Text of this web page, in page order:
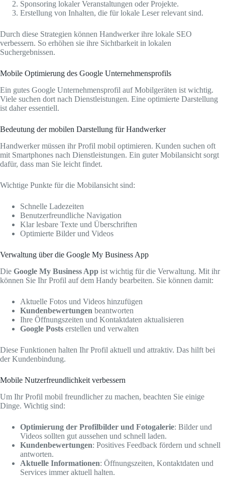
Sponsoring lokaler Veranstaltungen oder Projekte.
Erstellung von Inhalten, die für lokale Leser relevant sind.
Durch diese Strategien können Handwerker ihre lokale SEO
verbessern. So erhöhen sie ihre Sichtbarkeit in lokalen
Suchergebnissen.
Mobile Optimierung des Google Unternehmensprofils
Ein gutes Google Unternehmensprofil auf Mobilgeräten ist wichtig.
Viele suchen dort nach Dienstleistungen. Eine optimierte Darstellung
ist daher essentiell.
Bedeutung der mobilen Darstellung für Handwerker
Handwerker müssen ihr Profil mobil optimieren. Kunden suchen oft
mit Smartphones nach Dienstleistungen. Ein guter Mobilansicht sorgt
dafür, dass man Sie leicht findet.
Wichtige Punkte für die Mobilansicht sind:
Schnelle Ladezeiten
Benutzerfreundliche Navigation
Klar lesbare Texte und Überschriften
Optimierte Bilder und Videos
Verwaltung über die Google My Business App
Die Google My Business App ist wichtig für die Verwaltung. Mit ihr
können Sie Ihr Profil auf dem Handy bearbeiten. Sie können damit:
Aktuelle Fotos und Videos hinzufügen
Kundenbewertungen beantworten
Ihre Öffnungszeiten und Kontaktdaten aktualisieren
Google Posts erstellen und verwalten
Diese Funktionen halten Ihr Profil aktuell und attraktiv. Das hilft bei
der Kundenbindung.
Mobile Nutzerfreundlichkeit verbessern
Um Ihr Profil mobil freundlicher zu machen, beachten Sie einige
Dinge. Wichtig sind:
Optimierung der Profilbilder und Fotogalerie: Bilder und
Videos sollten gut aussehen und schnell laden.
Kundenbewertungen: Positives Feedback fördern und schnell
antworten.
Aktuelle Informationen: Öffnungszeiten, Kontaktdaten und
Services immer aktuell halten.